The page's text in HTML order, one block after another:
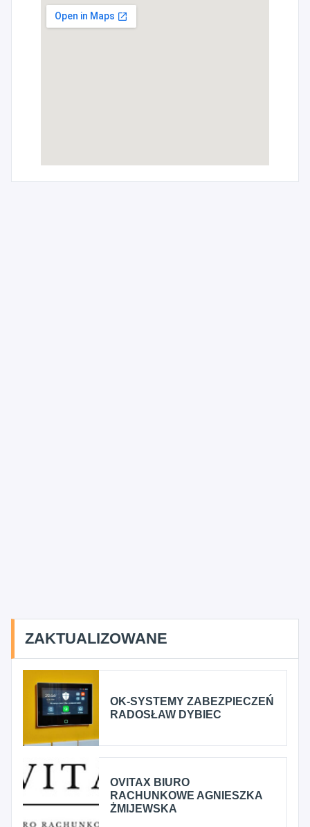
ZAKTUALIZOWANE
OK-SYSTEMY ZABEZPIECZEŃ
RADOSŁAW DYBIEC
OVITAX BIURO
RACHUNKOWE AGNIESZKA
ŻMIJEWSKA